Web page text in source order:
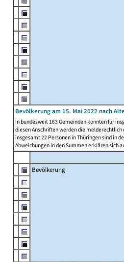
Bevölkerung am 15. Mai 2022 nach
In bundesweit 163 Gemeinden konnten für
diesen Anschriften werden die
insgesamt 22 Personen in Thüringen sind in
Abweichungen in den Summen erklären sich
Bevölkerung